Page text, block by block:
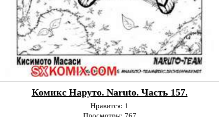
Комикс Наруто. Naruto. Часть 157.
Нравится: 1
Просмотры: 767